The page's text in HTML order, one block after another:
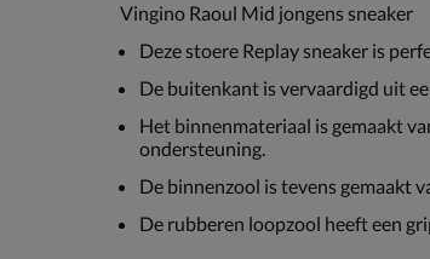
Vingino Raoul Mid jongens sneaker
Deze stoere Replay sneaker is
De buitenkant is vervaardigd uit
Het binnenmateriaal is gemaakt
ondersteuning.
De binnenzool is tevens gemaakt
De rubberen loopzool heeft een